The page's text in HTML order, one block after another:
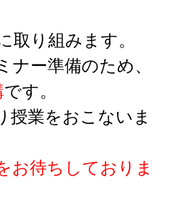
取り組みます。
ナー準備のため、
です。
授業をおこないま
お待ちしておりま